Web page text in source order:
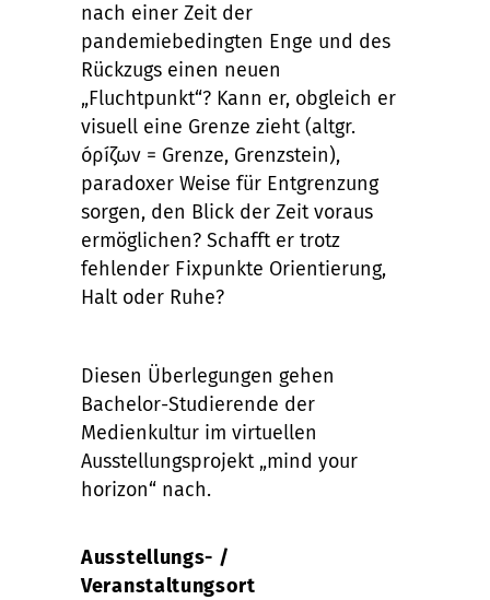
nach einer Zeit der
pandemiebedingten Enge und des
Rückzugs einen neuen
„Fluchtpunkt“? Kann er, obgleich er
visuell eine Grenze zieht (altgr.
óρíζων = Grenze, Grenzstein),
paradoxer Weise für Entgrenzung
sorgen, den Blick der Zeit voraus
ermöglichen? Schafft er trotz
fehlender Fixpunkte Orientierung,
Halt oder Ruhe?
Diesen Überlegungen gehen
Bachelor-Studierende der
Medienkultur im virtuellen
Ausstellungsprojekt „mind your
horizon“ nach.
Ausstellungs- /
Veranstaltungsort